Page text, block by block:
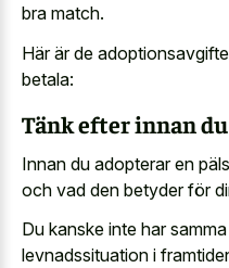
bra match.
Här är de
betala:
Tänk efter innan
Innan du adopterar en
och vad den betyder för
Du kanske inte har
levnadssituation i